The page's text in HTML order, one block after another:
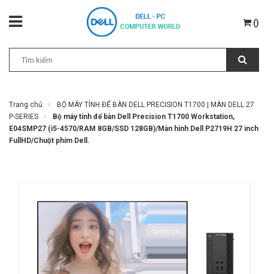
()
Trang chủ
BỘ MÁY TÍNH ĐỂ BÀN DELL PRECISION T1700 | MÀN DELL 27
P-SERIES
Bộ máy tính để bàn Dell Precision T1700 Workstation,
E04SMP27 (i5-4570/RAM 8GB/SSD 128GB)/Màn hình Dell P2719H 27 inch
FullHD/Chuột phím Dell.